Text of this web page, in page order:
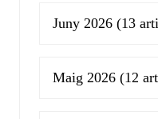
Juny 2026 (13
Maig 2026 (12